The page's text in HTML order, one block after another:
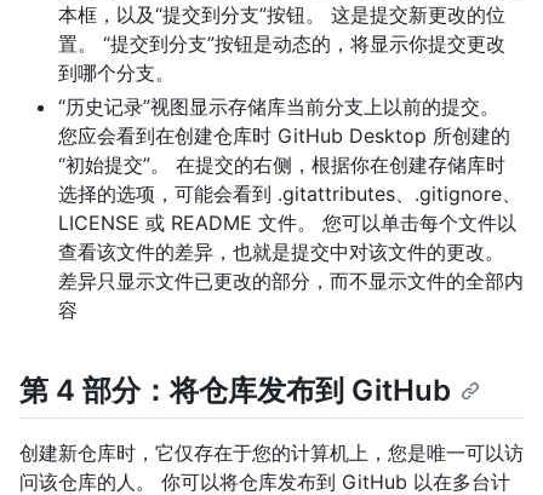
本框，以及“提交到分支”按钮。 这是提交新更改的位
置。 “提交到分支”按钮是动态的，将显示你提交更改
到哪个分支。
“历史记录”视图显示存储库当前分支上以前的提交。
您应会看到在创建仓库时 GitHub Desktop 所创建的
“初始提交”。 在提交的右侧，根据你在创建存储库时
选择的选项，可能会看到 .gitattributes、.gitignore、
LICENSE 或 README 文件。 您可以单击每个文件以
查看该文件的差异，也就是提交中对该文件的更改。
差异只显示文件已更改的部分，而不显示文件的全部内
容
第 4 部分：将仓库发布到 GitHub
创建新仓库时，它仅存在于您的计算机上，您是唯一可以访
问该仓库的人。 你可以将仓库发布到 GitHub 以在多台计